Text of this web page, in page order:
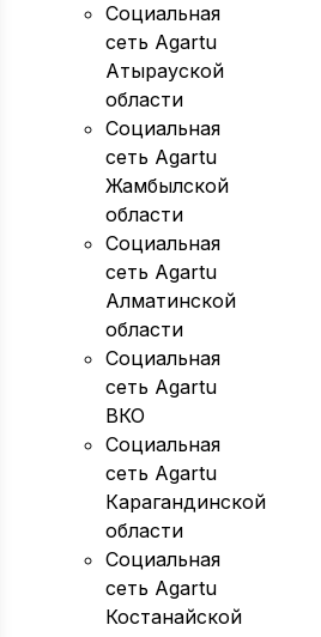
Социальная
сеть Agartu
Атырауской
области
Социальная
сеть Agartu
Жамбылской
области
Социальная
сеть Agartu
Алматинской
области
Социальная
сеть Agartu
ВКО
Социальная
сеть Agartu
Карагандинской
области
Социальная
сеть Agartu
Костанайской